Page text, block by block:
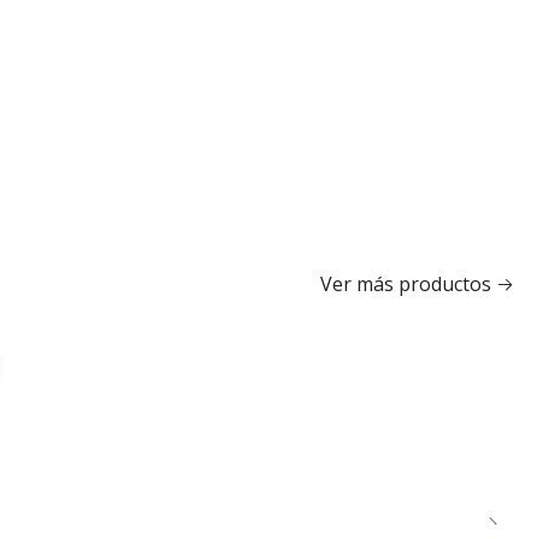
Ver más productos